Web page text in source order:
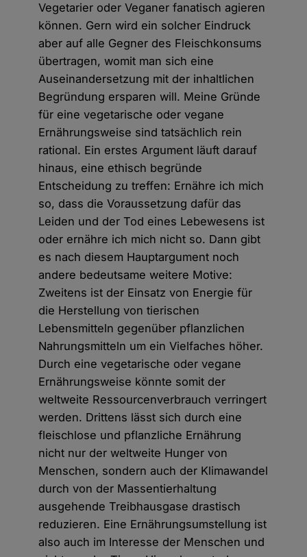
Vegetarier oder Veganer fanatisch agieren
können. Gern wird ein solcher Eindruck
aber auf alle Gegner des Fleischkonsums
übertragen, womit man sich eine
Auseinandersetzung mit der inhaltlichen
Begründung ersparen will. Meine Gründe
für eine vegetarische oder vegane
Ernährungsweise sind tatsächlich rein
rational. Ein erstes Argument läuft darauf
hinaus, eine ethisch begründe
Entscheidung zu treffen: Ernähre ich mich
so, dass die Voraussetzung dafür das
Leiden und der Tod eines Lebewesens ist
oder ernähre ich mich nicht so. Dann gibt
es nach diesem Hauptargument noch
andere bedeutsame weitere Motive:
Zweitens ist der Einsatz von Energie für
die Herstellung von tierischen
Lebensmitteln gegenüber pflanzlichen
Nahrungsmitteln um ein Vielfaches höher.
Durch eine vegetarische oder vegane
Ernährungsweise könnte somit der
weltweite Ressourcenverbrauch verringert
werden. Drittens lässt sich durch eine
fleischlose und pflanzliche Ernährung
nicht nur der weltweite Hunger von
Menschen, sondern auch der Klimawandel
durch von der Massentierhaltung
ausgehende Treibhausgase drastisch
reduzieren. Eine Ernährungsumstellung ist
also auch im Interesse der Menschen und